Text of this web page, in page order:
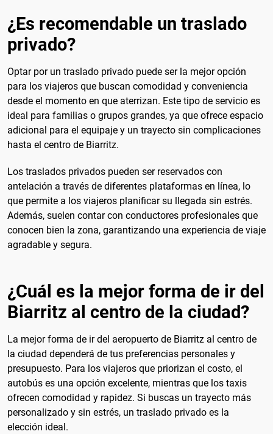
¿Es recomendable un traslado
privado?
Optar por un traslado privado puede ser la mejor opción
para los viajeros que buscan comodidad y conveniencia
desde el momento en que aterrizan. Este tipo de servicio es
ideal para familias o grupos grandes, ya que ofrece espacio
adicional para el equipaje y un trayecto sin complicaciones
hasta el centro de Biarritz.
Los traslados privados pueden ser reservados con
antelación a través de diferentes plataformas en línea, lo
que permite a los viajeros planificar su llegada sin estrés.
Además, suelen contar con conductores profesionales que
conocen bien la zona, garantizando una experiencia de viaje
agradable y segura.
¿Cuál es la mejor forma de ir del
Biarritz al centro de la ciudad?
La mejor forma de ir del aeropuerto de Biarritz al centro de
la ciudad dependerá de tus preferencias personales y
presupuesto. Para los viajeros que priorizan el costo, el
autobús es una opción excelente, mientras que los taxis
ofrecen comodidad y rapidez. Si buscas un trayecto más
personalizado y sin estrés, un traslado privado es la
elección ideal.